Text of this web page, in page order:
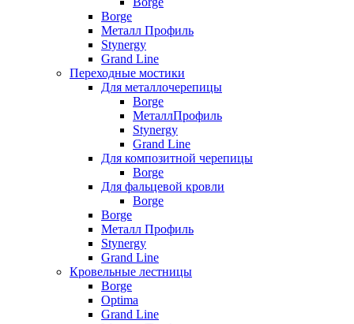
Borge
Металл Профиль
Stynergy
Grand Line
Переходные мостики
Для металлочерепицы
Borge
МеталлПрофиль
Stynergy
Grand Line
Для композитной черепицы
Borge
Для фальцевой кровли
Borge
Borge
Металл Профиль
Stynergy
Grand Line
Кровельные лестницы
Borge
Optima
Grand Line